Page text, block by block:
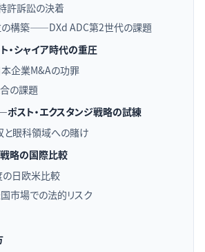
許訴訟の決着
構築——DXd ADC第2世代の課題
シャイア時代の重圧
企業M&Aの功罪
の課題
スト・エクスタンジ戦略の試練
眼科領域への賭け
略の国際比較
日欧米比較
市場での法的リスク